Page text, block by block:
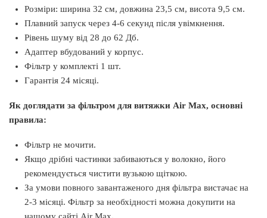
Розміри: ширина 32 см, довжина 23,5 см, висота 9,5 см.
Плавний запуск через 4-6 секунд після увімкнення.
Рівень шуму від 28 до 62 Дб.
Адаптер вбудований у корпус.
Фільтр у комплекті 1 шт.
Гарантія 24 місяці.
Як доглядати за фільтром для витяжки Air Max, основні
правила:
Фільтр не мочити.
Якщо дрібні частинки забиваються у волокно, його
рекомендується чистити вузькою щіткою.
За умови повного завантаженого дня фільтра вистачає на
2-3 місяці. Фільтр за необхідності можна докупити на